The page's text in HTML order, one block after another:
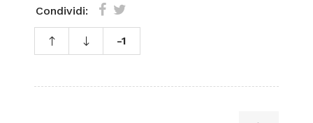
Condividi:
-1